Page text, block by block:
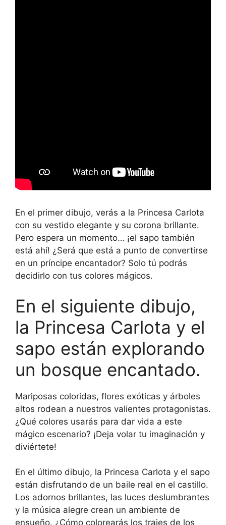
En el primer dibujo, verás a la Princesa Carlota
con su vestido elegante y su corona brillante.
Pero espera un momento… ¡el sapo también
está ahí! ¿Será que está a punto de convertirse
en un príncipe encantador? Solo tú podrás
decidirlo con tus colores mágicos.
En el siguiente dibujo,
la Princesa Carlota y el
sapo están explorando
un bosque encantado.
Mariposas coloridas, flores exóticas y árboles
altos rodean a nuestros valientes protagonistas.
¿Qué colores usarás para dar vida a este
mágico escenario? ¡Deja volar tu imaginación y
diviértete!
En el último dibujo, la Princesa Carlota y el sapo
están disfrutando de un baile real en el castillo.
Los adornos brillantes, las luces deslumbrantes
y la música alegre crean un ambiente de
ensueño. ¿Cómo colorearás los trajes de los